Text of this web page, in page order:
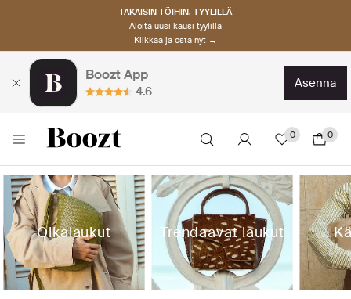
TAKAISIN TÖIHIN, TYYLILLÄ
Aloita uusi kausi tyylillä
Klikkaa ja osta nyt →
Boozt App
4.6
asenna
0 0
Olkalaukut Trendaavat laukut